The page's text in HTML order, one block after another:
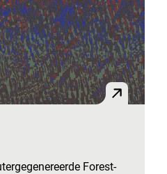
Forest-